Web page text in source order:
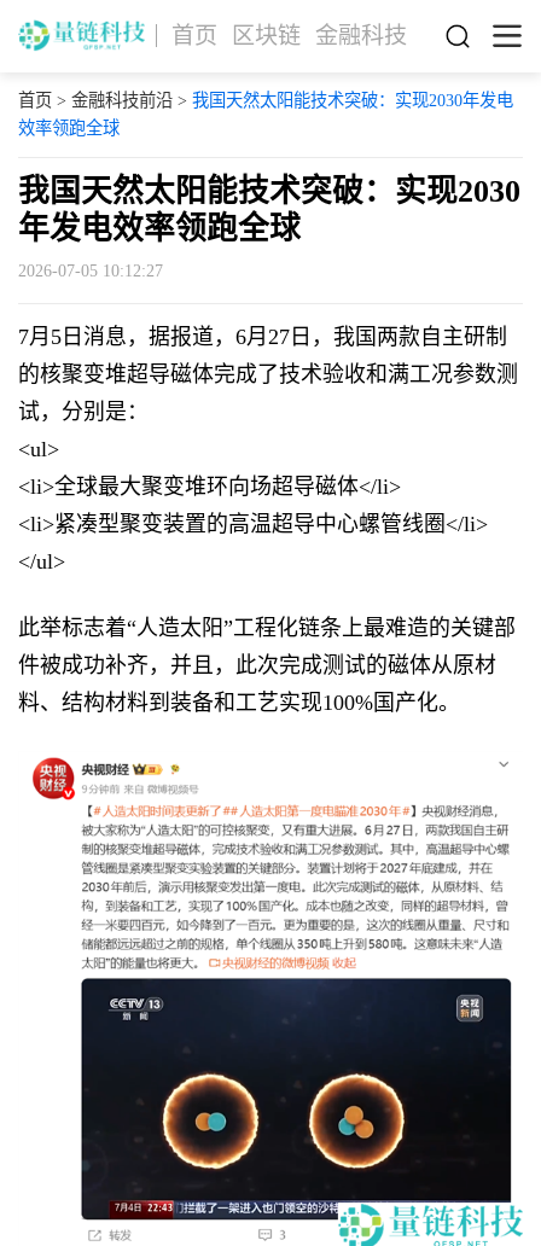
首页 区块链 金融科技
首页 > 金融科技前沿> 我国天然太阳能技术突破：实现2030年发电
效率领跑全球
我国天然太阳能技术突破：实现2030
年发电效率领跑全球
2026-07-05 10:12:27
7月5日消息，据报道，6月27日，我国两款自主研制
的核聚变堆超导磁体完成了技术验收和满工况参数测
试，分别是：
<ul>
<li>全球最大聚变堆环向场超导磁体</li>
<li>紧凑型聚变装置的高温超导中心螺管线圈</li>
</ul>
此举标志着“人造太阳”工程化链条上最难造的关键部
件被成功补齐，并且，此次完成测试的磁体从原材
料、结构材料到装备和工艺实现100%国产化。